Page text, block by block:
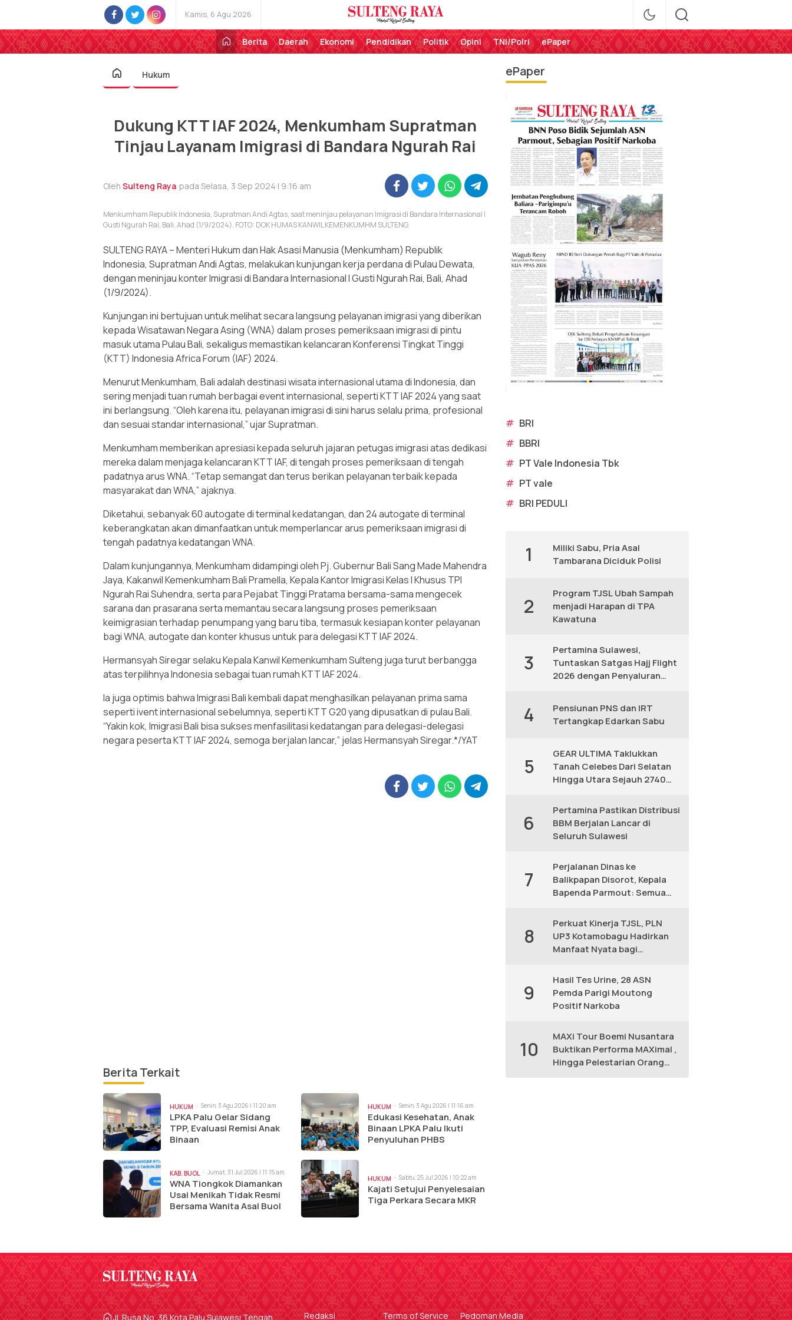
Kamis, 6 Agu 2026
Sulteng Raya
Perekat Rakyat Sulteng
Berita
Daerah Ekonomi Pendidikan Politik Opini TNI/Polri ePaper
Hukum
Dukung KTT IAF 2024, Menkumham Supratman
Tinjau Layanam Imigrasi di Bandara Ngurah Rai
Oleh Sulteng Raya pada Selasa, 3 Sep 2024 | 9:16 am
Menkumham Republik Indonesia, Supratman Andi Agtas, saat meninjau pelayanan Imigrasi di Bandara Internasional I
Gusti Ngurah Rai, Bali, Ahad (1/9/2024). FOTO: DOK HUMAS KANWIL KEMENKUMHM SULTENG
SULTENG RAYA – Menteri Hukum dan Hak Asasi Manusia (Menkumham) Republik
Indonesia, Supratman Andi Agtas, melakukan kunjungan kerja perdana di Pulau Dewata,
dengan meninjau konter Imigrasi di Bandara Internasional I Gusti Ngurah Rai, Bali, Ahad
(1/9/2024).
Kunjungan ini bertujuan untuk melihat secara langsung pelayanan imigrasi yang diberikan
kepada Wisatawan Negara Asing (WNA) dalam proses pemeriksaan imigrasi di pintu
masuk utama Pulau Bali, sekaligus memastikan kelancaran Konferensi Tingkat Tinggi
(KTT) Indonesia Africa Forum (IAF) 2024.
Menurut Menkumham, Bali adalah destinasi wisata internasional utama di Indonesia, dan
sering menjadi tuan rumah berbagai event internasional, seperti KTT IAF 2024 yang saat
ini berlangsung. “Oleh karena itu, pelayanan imigrasi di sini harus selalu prima, profesional
dan sesuai standar internasional,” ujar Supratman.
Menkumham memberikan apresiasi kepada seluruh jajaran petugas imigrasi atas dedikasi
mereka dalam menjaga kelancaran KTT IAF, di tengah proses pemeriksaan di tengah
padatnya arus WNA. “Tetap semangat dan terus berikan pelayanan terbaik kepada
masyarakat dan WNA,” ajaknya.
Diketahui, sebanyak 60 autogate di terminal kedatangan, dan 24 autogate di terminal
keberangkatan akan dimanfaatkan untuk memperlancar arus pemeriksaan imigrasi di
tengah padatnya kedatangan WNA.
Dalam kunjungannya, Menkumham didampingi oleh Pj. Gubernur Bali Sang Made Mahendra
Jaya, Kakanwil Kemenkumham Bali Pramella, Kepala Kantor Imigrasi Kelas I Khusus TPI
Ngurah Rai Suhendra, serta para Pejabat Tinggi Pratama bersama-sama mengecek
sarana dan prasarana serta memantau secara langsung proses pemeriksaan
keimigrasian terhadap penumpang yang baru tiba, termasuk kesiapan konter pelayanan
bagi WNA, autogate dan konter khusus untuk para delegasi KTT IAF 2024.
Hermansyah Siregar selaku Kepala Kanwil Kemenkumham Sulteng juga turut berbangga
atas terpilihnya Indonesia sebagai tuan rumah KTT IAF 2024.
Ia juga optimis bahwa Imigrasi Bali kembali dapat menghasilkan pelayanan prima sama
seperti ivent internasional sebelumnya, seperti KTT G20 yang dipusatkan di pulau Bali.
“Yakin kok, Imigrasi Bali bisa sukses menfasilitasi kedatangan para delegasi-delegasi
negara peserta KTT IAF 2024, semoga berjalan lancar,” jelas Hermansyah Siregar.*/YAT
Berita Terkait
HUKUM Senin, 3 Agu 2026 | 11:20 am
LPKA Palu Gelar Sidang
TPP, Evaluasi Remisi Anak
Binaan
HUKUM Senin, 3 Agu 2026 | 11:16 am
Edukasi Kesehatan, Anak
Binaan LPKA Palu Ikuti
Penyuluhan PHBS
KAB. BUOL Jumat, 31 Jul 2026 | 11:15 am
WNA Tiongkok Diamankan
Usai Menikah Tidak Resmi
Bersama Wanita Asal Buol
HUKUM Sabtu, 25 Jul 2026 | 10:22 am
Kajati Setujui Penyelesaian
Tiga Perkara Secara MKR
ePaper
# BRI
# BBRI
# PT Vale Indonesia Tbk
# PT vale
# BRI PEDULI
1
Miliki Sabu, Pria Asal
Tambarana Diciduk Polisi
2
Program TJSL Ubah Sampah
menjadi Harapan di TPA
Kawatuna
3
Pertamina Sulawesi,
Tuntaskan Satgas Hajj Flight
2026 dengan Penyaluran
4
Pensiunan PNS dan IRT
Tertangkap Edarkan Sabu
5
GEAR ULTIMA Taklukkan
Tanah Celebes Dari Selatan
Hingga Utara Sejauh 2740
6
Pertamina Pastikan Distribusi
BBM Berjalan Lancar di
Seluruh Sulawesi
7
Perjalanan Dinas ke
Balikpapan Disorot, Kepala
Bapenda Parmout: Semua
8
Perkuat Kinerja TJSL, PLN
UP3 Kotamobagu Hadirkan
Manfaat Nyata bagi
9
Hasil Tes Urine, 28 ASN
Pemda Parigi Moutong
Positif Narkoba
10
MAXi Tour Boemi Nusantara
Buktikan Performa MAXimal ,
Hingga Pelestarian Orang
Jl. Rusa No. 36 Kota Palu Sulawesi Tengah Redaksi Terms of Service Pedoman Media